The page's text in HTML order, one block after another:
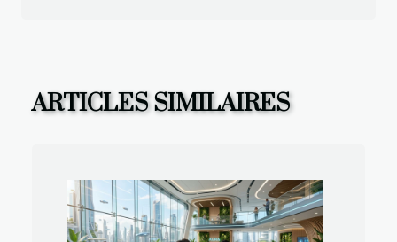
ARTICLES SIMILAIRES